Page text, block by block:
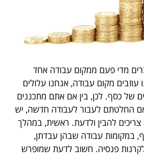
מדי פעם ממקום עבודה אחד
מקום עבודה, אנחנו עלולים
של כסף. לכן, בין אם אתם מתכננים
החלטתם לעבור לעבודה חדשה, יש
להבין ולדעת. ראשית, במהלך
במקומות עבודה שבהן עבדתן,
לקרנות פנסיה. חשוב לדעת שמופרש